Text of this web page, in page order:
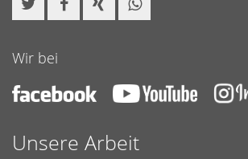
Wir bei
Unsere Arbeit